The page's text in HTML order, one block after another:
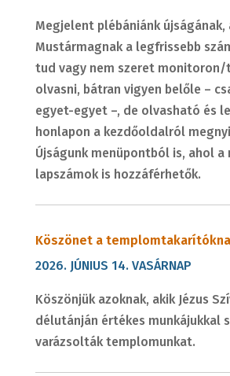
Megjelent plébániánk újságának,
Mustármagnak a legfrissebb
tud vagy nem szeret
olvasni, bátran vigyen belőle –
egyet-egyet –, de olvasható és
honlapon a kezdőoldalról
Újságunk menüpontból is, ahol a
lapszámok is hozzáférhetők.
Köszönet a
2026. JÚNIUS 14. VASÁRNAP
Köszönjük azoknak, akik Jézus
délutánján értékes munkájukkal
varázsolták templomunkat.